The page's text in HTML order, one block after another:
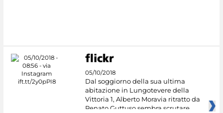
05/10/2018
Dal soggiorno della sua ultima
abitazione in Lungotevere della
Vittoria 1, Alberto Moravia ritratto da
Renato Guttuso sembra scrutare